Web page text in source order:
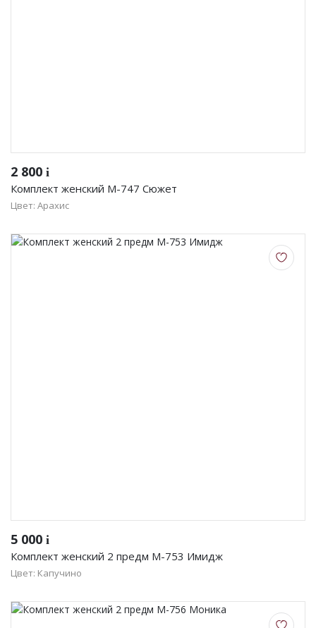
2 800 i
Комплект женский М-747 Сюжет
Цвет: Арахис
5 000 i
Комплект женский 2 предм М-753 Имидж
Цвет: Капучино